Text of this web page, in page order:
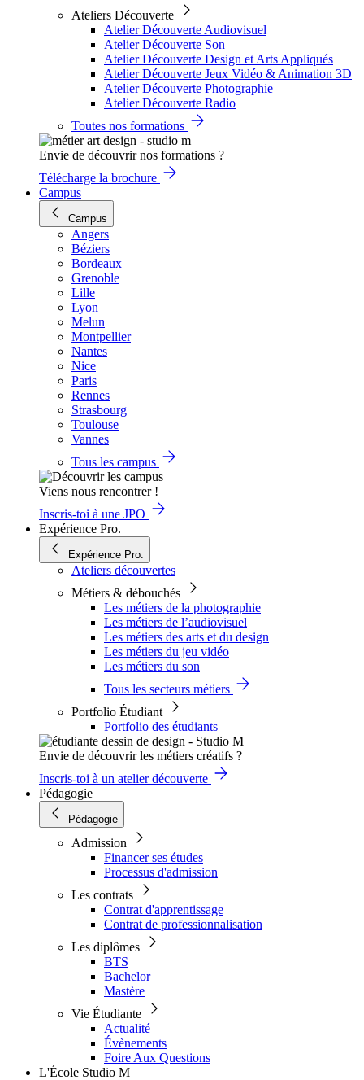
Ateliers Découverte
Atelier Découverte Audiovisuel
Atelier Découverte Son
Atelier Découverte Design et Arts Appliqués
Atelier Découverte Jeux Vidéo & Animation 3D
Atelier Découverte Photographie
Atelier Découverte Radio
Toutes nos formations
Envie de découvrir nos formations ?
Télécharge la brochure
Campus
Campus
Angers
Béziers
Bordeaux
Grenoble
Lille
Lyon
Melun
Montpellier
Nantes
Nice
Paris
Rennes
Strasbourg
Toulouse
Vannes
Tous les campus
Viens nous rencontrer !
Inscris-toi à une JPO
Expérience Pro.
Expérience Pro.
Ateliers découvertes
Métiers & débouchés
Les métiers de la photographie
Les métiers de l’audiovisuel
Les métiers des arts et du design
Les métiers du jeu vidéo
Les métiers du son
Tous les secteurs métiers
Portfolio Étudiant
Portfolio des étudiants
Envie de découvrir les métiers créatifs ?
Inscris-toi à un atelier découverte
Pédagogie
Pédagogie
Admission
Financer ses études
Processus d'admission
Les contrats
Contrat d'apprentissage
Contrat de professionnalisation
Les diplômes
BTS
Bachelor
Mastère
Vie Étudiante
Actualité
Évènements
Foire Aux Questions
L'École Studio M